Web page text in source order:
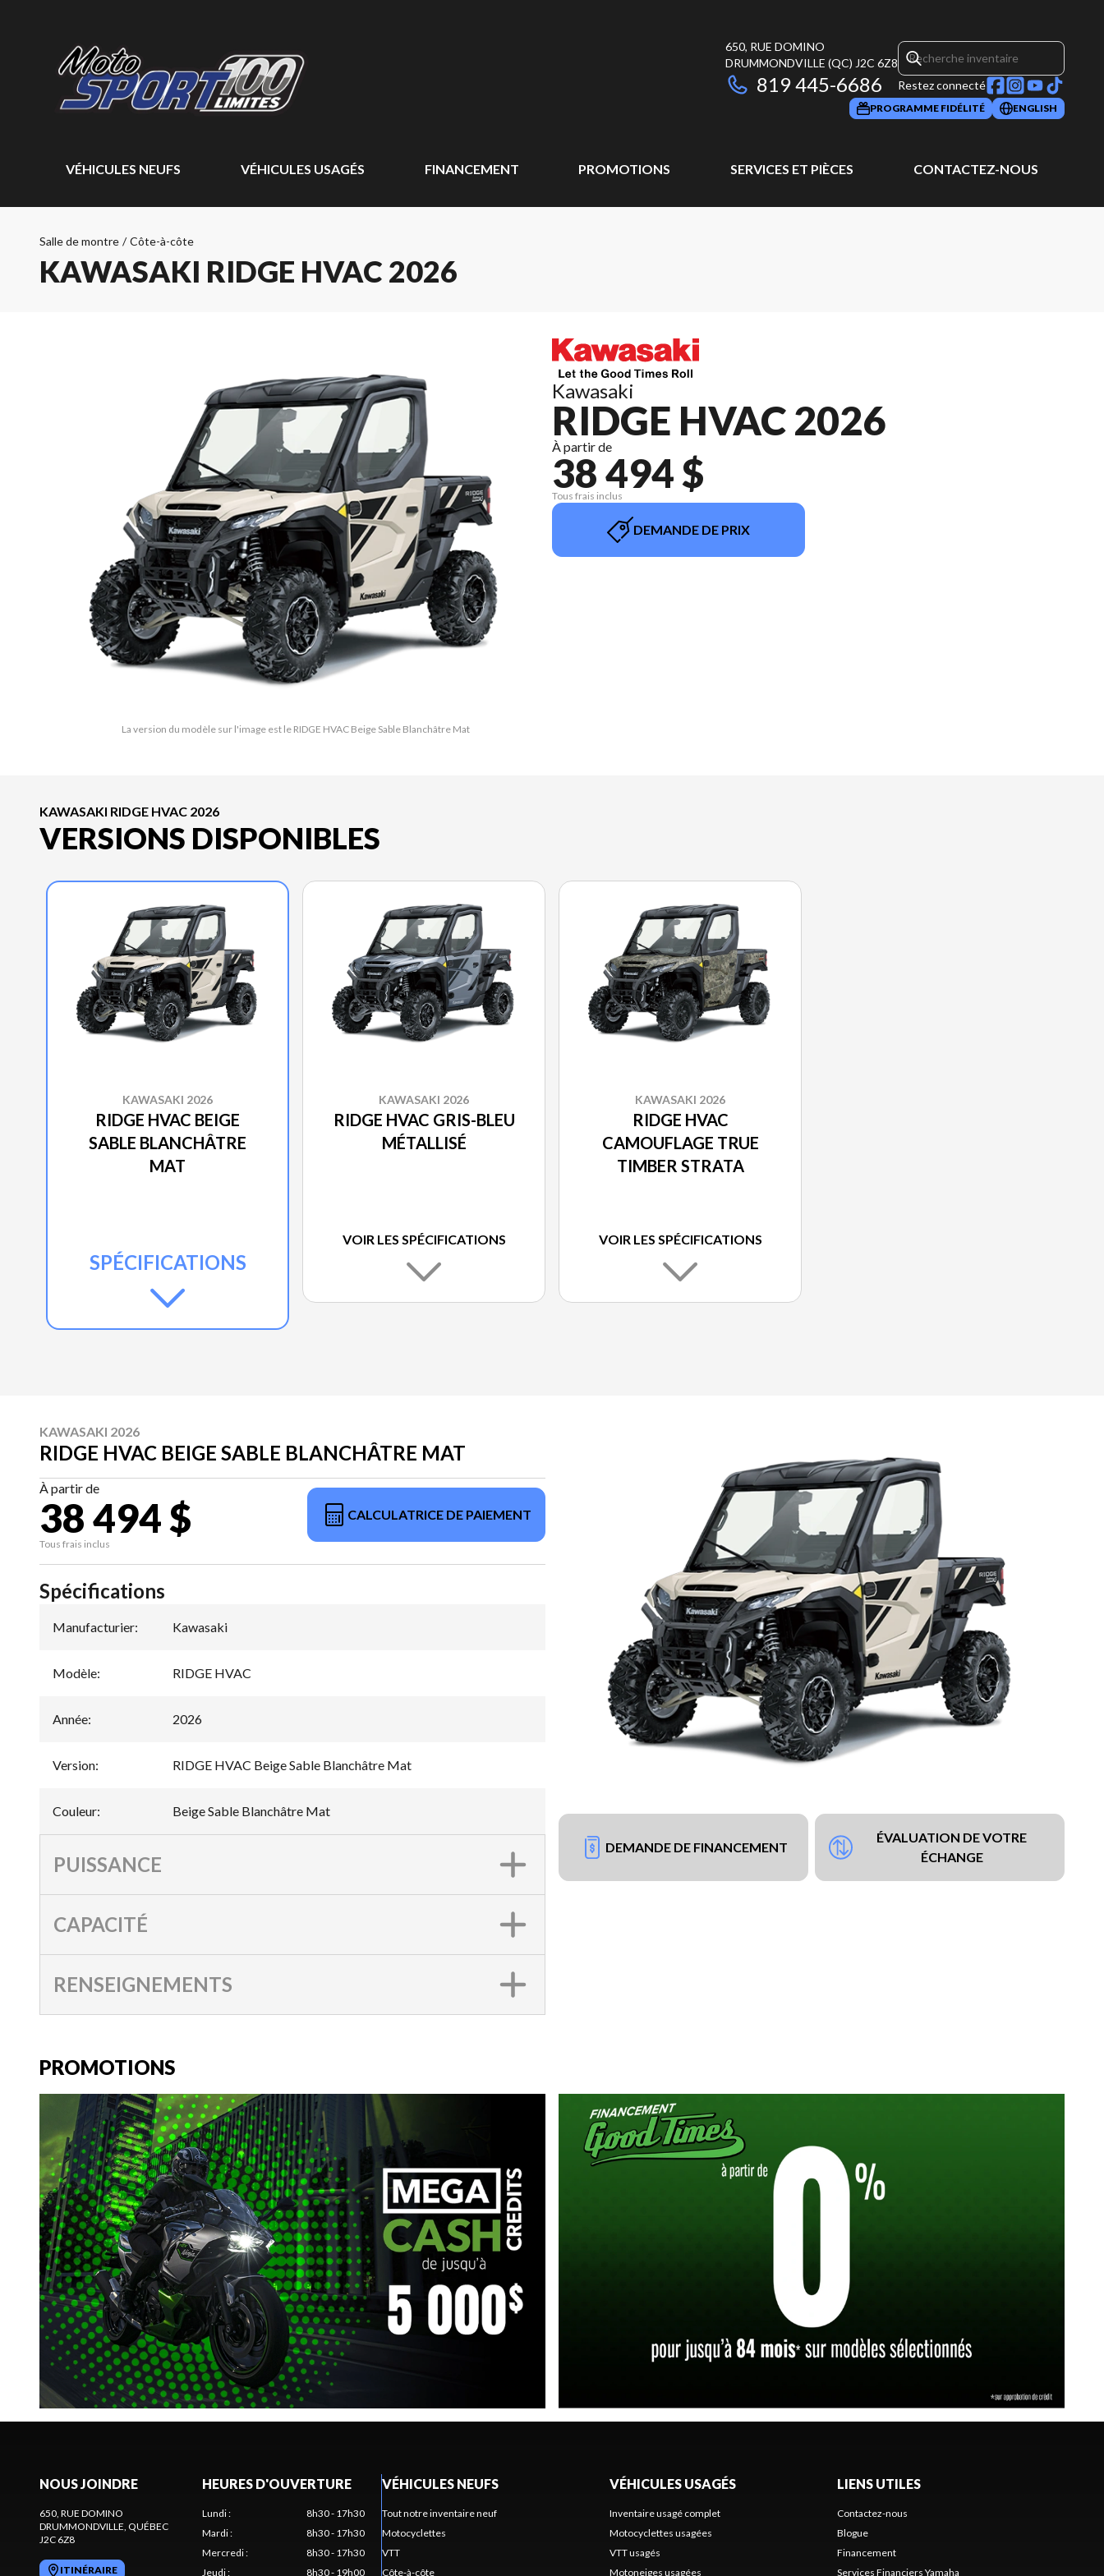
650, RUE DOMINO
DRUMMONDVILLE (QC) J2C 6Z8
819 445-6686 Restez connecté
PROGRAMME FIDÉLITÉ ENGLISH
VÉHICULES NEUFS VÉHICULES USAGÉS FINANCEMENT PROMOTIONS SERVICES ET PIÈCES CONTACTEZ-NOUS
Salle de montre / Côte-à-côte
KAWASAKI RIDGE HVAC 2026
La version du modèle sur l'image est le RIDGE HVAC Beige Sable Blanchâtre Mat
Kawasaki
RIDGE HVAC 2026
À partir de
38 494 $
Tous frais inclus
DEMANDE DE PRIX
KAWASAKI RIDGE HVAC 2026
VERSIONS DISPONIBLES
KAWASAKI 2026
RIDGE HVAC BEIGE
SABLE BLANCHÂTRE
MAT
SPÉCIFICATIONS
KAWASAKI 2026
RIDGE HVAC GRIS-BLEU
MÉTALLISÉ
VOIR LES SPÉCIFICATIONS
KAWASAKI 2026
RIDGE HVAC
CAMOUFLAGE TRUE
TIMBER STRATA
VOIR LES SPÉCIFICATIONS
KAWASAKI 2026
RIDGE HVAC BEIGE SABLE BLANCHÂTRE MAT
À partir de
38 494 $
Tous frais inclus
CALCULATRICE DE PAIEMENT
DEMANDE DE FINANCEMENT
ÉVALUATION DE VOTRE
ÉCHANGE
Spécifications
Manufacturier: Kawasaki
Modèle: RIDGE HVAC
Année: 2026
Version: RIDGE HVAC Beige Sable Blanchâtre Mat
Couleur: Beige Sable Blanchâtre Mat
PUISSANCE
CAPACITÉ
RENSEIGNEMENTS
PROMOTIONS
NOUS JOINDRE
650, RUE DOMINO
DRUMMONDVILLE, QUÉBEC
J2C 6Z8
ITINÉRAIRE
HEURES D'OUVERTURE
Lundi:
8h30 - 17h30
Mardi:
8h30 - 17h30
Mercredi:
8h30 - 17h30
Jeudi: 8h30 - 19h00
VÉHICULES NEUFS
Tout notre inventaire neuf
Motocyclettes
VTT
Côte-à-côte
VÉHICULES USAGÉS
Inventaire usagé complet
Motocyclettes usagées
VTT usagés
Motoneiges usagées
LIENS UTILES
Contactez-nous
Blogue
Financement
Services Financiers Yamaha